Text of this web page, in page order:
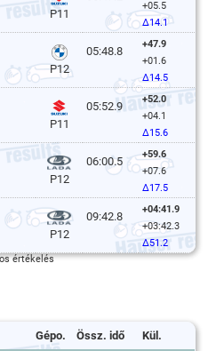
P11
+05.5
Δ14.1
P12
05:48.8
+47.9
+01.6
Δ14.5
P11
05:52.9
+52.0
+04.1
Δ15.6
P12
06:00.5
+59.6
+07.6
Δ17.5
P12
09:42.8
+04:41.9
+03:42.3
Δ51.2
értékelés
Gépo. Össz. idő Kül.